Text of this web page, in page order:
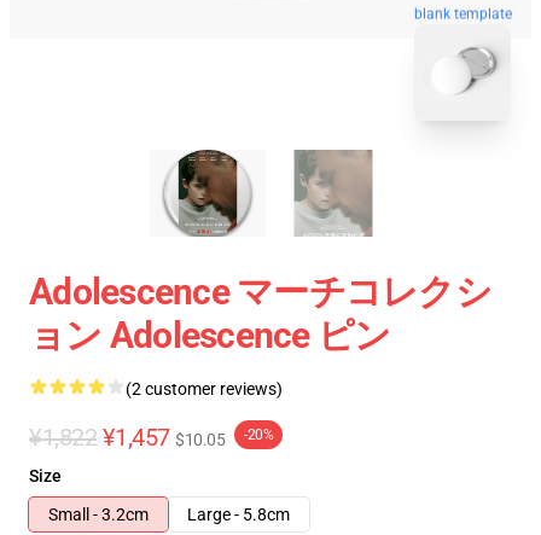
blank template
Adolescence マーチコレクシ
ョン Adolescence ピン
(2 customer reviews)
¥1,822 ¥1,457 $10.05 -20%
Size
Small - 3.2cm
Large - 5.8cm